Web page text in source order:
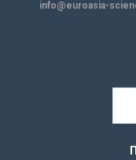
info@euroasia-